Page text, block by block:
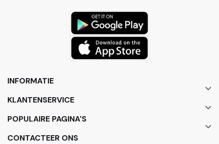
INFORMATIE

KLANTENSERVICE

POPULAIRE PAGINA'S

CONTACTEER ONS